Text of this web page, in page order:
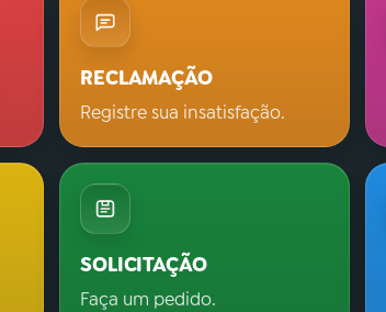
RECLAMAÇÃO
Registre sua insatisfação.
SOLICITAÇÃO
Faça um pedido.